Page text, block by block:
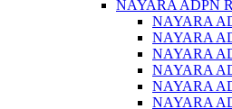
NAYARA ADPN
NAYARA
NAYARA
NAYARA
NAYARA
NAYARA
NAYARA